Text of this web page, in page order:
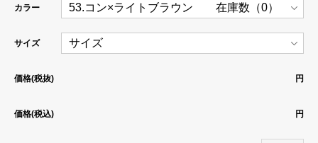
カラー
サイズ
価格(税抜) 円
価格(税込) 円